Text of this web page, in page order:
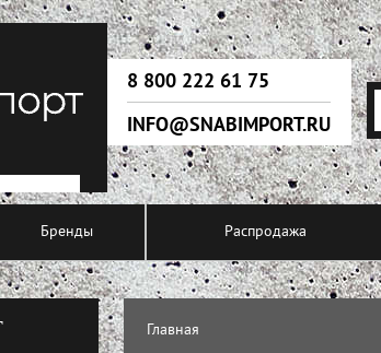
8 800 222 61 75
INFO@SNABIMPORT.RU
Бренды Распродажа
Главная